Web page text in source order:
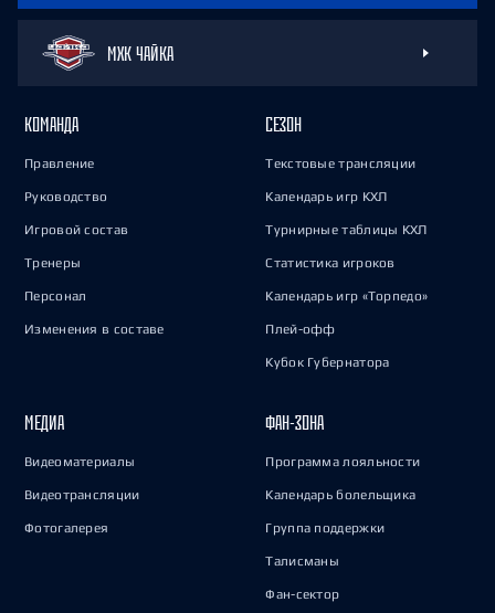
МХК ЧАЙКА
КОМАНДА
Правление
Руководство
Игровой состав
Тренеры
Персонал
Изменения в составе
СЕЗОН
Текстовые трансляции
Календарь игр КХЛ
Турнирные таблицы КХЛ
Статистика игроков
Календарь игр «Торпедо»
Плей-офф
Кубок Губернатора
МЕДИА
Видеоматериалы
Видеотрансляции
Фотогалерея
ФАН-ЗОНА
Программа лояльности
Календарь болельщика
Группа поддержки
Талисманы
Фан-сектор